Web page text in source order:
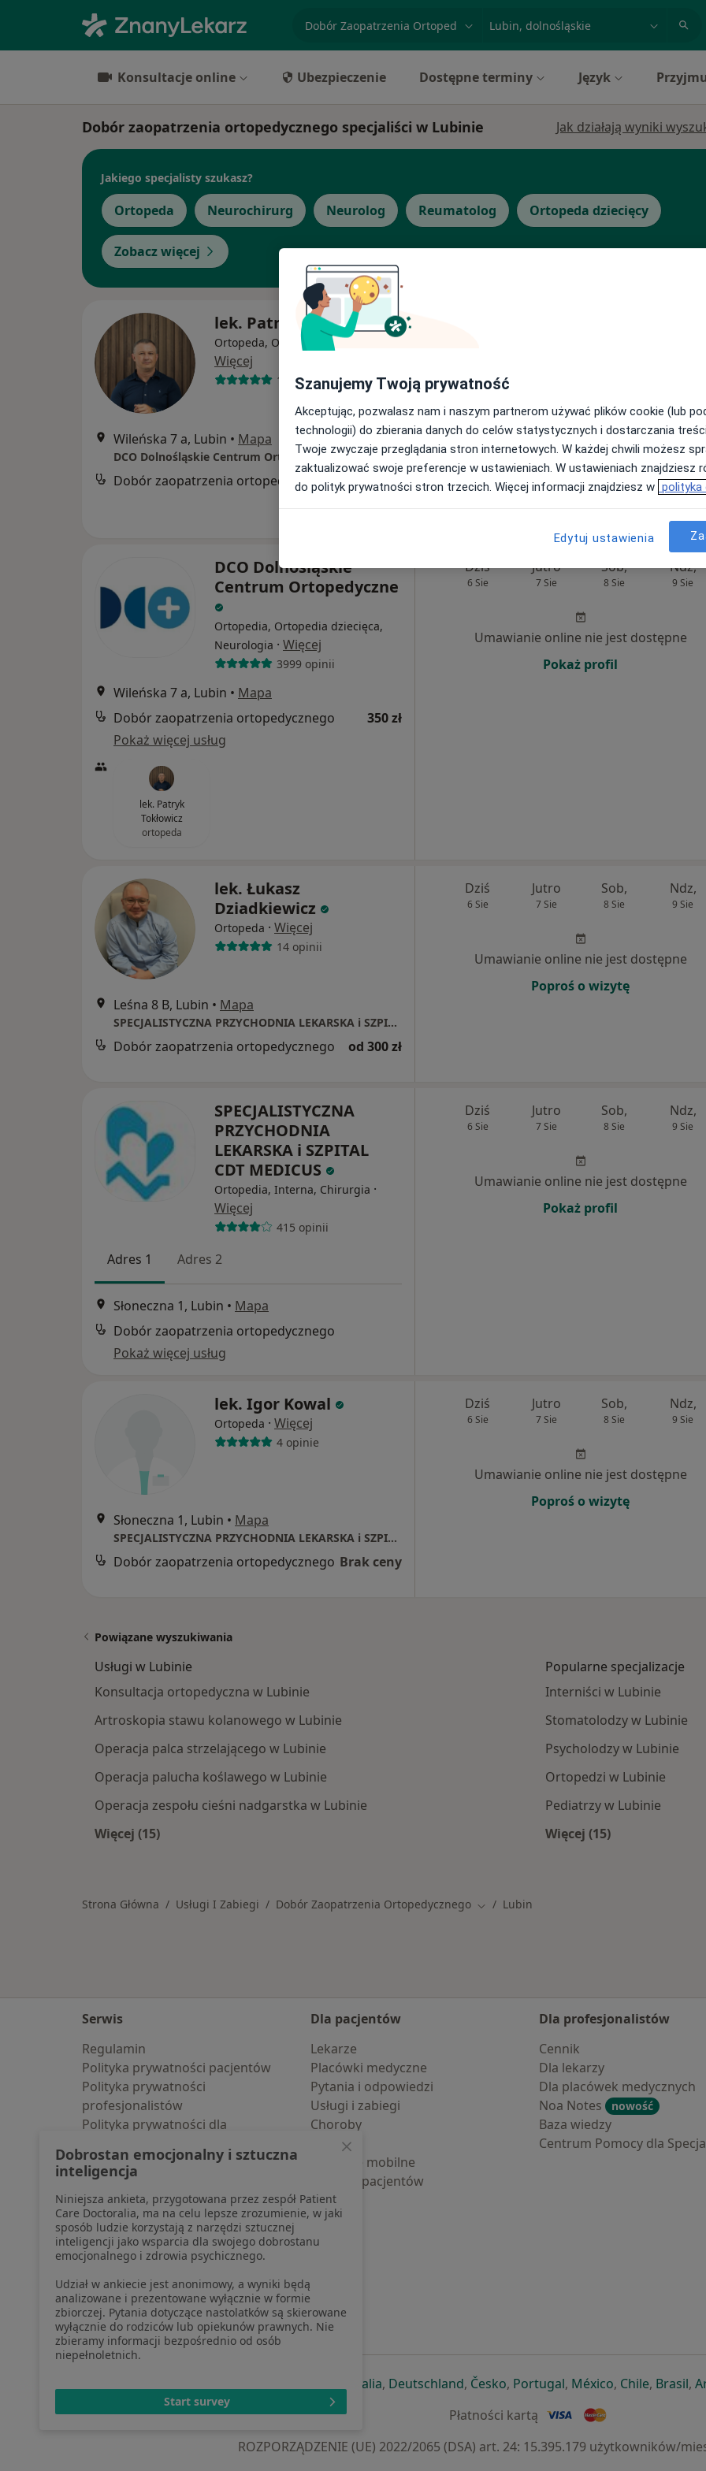
specjalizacja, badanie lub nazwiskomiasto lub dzielnica
Konsultacje online Ubezpieczenie Dostępne terminy Język
Dobór zaopatrzenia ortopedycznego specjaliści w Lubinie Jak działają wyniki
Jakiego specjalisty szukasz?
Ortopeda Neurochirurg Neurolog Reumatolog Ortopeda dziecięcy
Zobacz więcej
lek. Patryk Tokłowicz
Ortopeda, Ortopeda dziecięcy
Więcej
1319 opinii
Wileńska 7 a, Lubin • Mapa
DCO Dolnośląskie Centrum Ortopedyczne
Dobór zaopatrzenia ortopedycznego 350 zł
Umawianie online nie jest dostępne
Poproś o wizytę
DCO Dolnośląskie
Centrum Ortopedyczne
Ortopedia, Ortopedia dziecięca,
Neurologia · Więcej
3999 opinii
Wileńska 7 a, Lubin • Mapa
Dobór zaopatrzenia ortopedycznego
350 zł
Pokaż więcej usług
lek. Patryk
Tokłowicz
ortopeda
Dziś
6 Sie
Jutro
7 Sie
Sob,
8 Sie
Ndz,
9 Sie
Umawianie online nie jest dostępne
Pokaż profil
lek. Łukasz
Dziadkiewicz
Ortopeda · Więcej
14 opinii
Leśna 8 B, Lubin • Mapa
SPECJALISTYCZNA PRZYCHODNIA LEKARSKA i SZPITAL CDT MEDICUS
Dobór zaopatrzenia ortopedycznego od 300 zł
Dziś
6 Sie
Jutro
7 Sie
Sob,
8 Sie
Ndz,
9 Sie
Umawianie online nie jest dostępne
Poproś o wizytę
SPECJALISTYCZNA
PRZYCHODNIA
LEKARSKA i SZPITAL
CDT MEDICUS
Ortopedia, Interna, Chirurgia ·
Więcej
415 opinii
Adres 1 Adres 2
Słoneczna 1, Lubin • Mapa
Dobór zaopatrzenia ortopedycznego
Pokaż więcej usług
Dziś
6 Sie
Jutro
7 Sie
Sob,
8 Sie
Ndz,
9 Sie
Umawianie online nie jest dostępne
Pokaż profil
lek. Igor Kowal
Ortopeda · Więcej
4 opinie
Słoneczna 1, Lubin • Mapa
SPECJALISTYCZNA PRZYCHODNIA LEKARSKA i SZPITAL CDT MEDICUS
Dobór zaopatrzenia ortopedycznego Brak ceny
Dziś
6 Sie
Jutro
7 Sie
Sob,
8 Sie
Ndz,
9 Sie
Umawianie online nie jest dostępne
Poproś o wizytę
Powiązane wyszukiwania
Usługi w Lubinie
Konsultacja ortopedyczna w Lubinie
Artroskopia stawu kolanowego w Lubinie
Operacja palca strzelającego w Lubinie
Operacja palucha koślawego w Lubinie
Operacja zespołu cieśni nadgarstka w Lubinie
Więcej (15)
Popularne specjalizacje
Interniści w Lubinie
Stomatolodzy w Lubinie
Psycholodzy w Lubinie
Ortopedzi w Lubinie
Pediatrzy w Lubinie
Więcej (15)
Strona Główna Usługi I Zabiegi Dobór Zaopatrzenia Ortopedycznego Zmień miasto
Lubin
Serwis
Regulamin
Polityka prywatności pacjentów
Polityka prywatności
profesjonalistów
Polityka prywatności dla
pozyskaliśmy samodzielnie
Polityka cookies
Jak działają wyniki wyszukiwania
Dostępność
O nas
Praca Rekrutujemy!
Partnerzy
Centrum prasowe
Kontakt
Dla pacjentów
Lekarze
Placówki medyczne
Pytania i odpowiedzi
Usługi i zabiegi
Choroby
Pomoc
Aplikacje mobilne
Blog dla pacjentów
Dla profesjonalistów
Cennik
Dla lekarzy
Dla placówek medycznych
Noa Notes
nowość
Baza wiedzy
Centrum Pomocy dla
otwiera się w nowej karcie
otwiera się w nowej karcie
otwiera się w nowej karcie
Italiaotwiera się w nowej karcie
, Deutschlandotwiera się w nowej karcie
, Českootwiera się w nowej karcie
, Portugalotwiera się w nowej
, Méxicootwiera się w
, Chileotwiera
, Brasil,
Płatności kartą
ROZPORZĄDZENIE (UE) 2022/2065 (DSA) art. 24: 15.395.179 użytkowników/
Szanujemy Twoją prywatność
Akceptując, pozwalasz nam i naszym partnerom używać plików cookie (lub
technologii) do zbierania danych do celów statystycznych i dostarczania
Twoje zwyczaje przeglądania stron internetowych. W każdej chwili możesz
zaktualizować swoje preferencje w ustawieniach. W ustawieniach znajdziesz
do polityk prywatności stron trzecich. Więcej informacji znajdziesz w polityka
Edytuj ustawienia
Dobrostan emocjonalny i sztuczna
inteligencja
Niniejsza ankieta, przygotowana przez zespół Patient
Care Doctoralia, ma na celu lepsze zrozumienie, w jaki
sposób ludzie korzystają z narzędzi sztucznej
inteligencji jako wsparcia dla swojego dobrostanu
emocjonalnego i zdrowia psychicznego.
Udział w ankiecie jest anonimowy, a wyniki będą
analizowane i prezentowane wyłącznie w formie
zbiorczej. Pytania dotyczące nastolatków są skierowane
wyłącznie do rodziców lub opiekunów prawnych. Nie
zbieramy informacji bezpośrednio od osób
niepełnoletnich.
Start survey